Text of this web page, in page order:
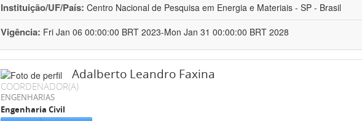
Instituição/UF/País: Centro Nacional de Pesquisa em Energia e Materiais - SP - Brasil
Vigência: Fri Jan 06 00:00:00 BRT 2023-Mon Jan 31 00:00:00 BRT 2028
Adalberto Leandro Faxina
COORDENADOR(A)
ENGENHARIAS
Engenharia Civil